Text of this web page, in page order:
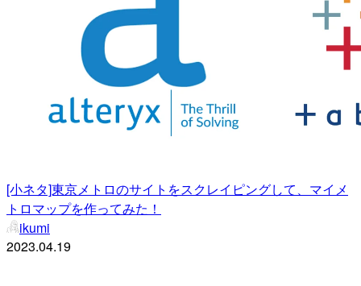
[小ネタ]東京メトロのサイトをスクレイピングして、マイメ
トロマップを作ってみた！
ikumi
2023.04.19